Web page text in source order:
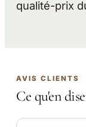
qualité-prix
AVIS CLIENTS
Ce qu'en